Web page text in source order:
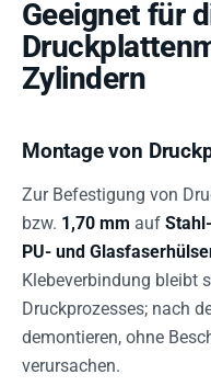
Geeignet für
Zylindern
Montage von
Zur Befestigung von
bzw. 1,70 mm auf
PU- und
Klebeverbindung bleibt
Druckprozesses; nach
demontieren, ohne
verursachen.